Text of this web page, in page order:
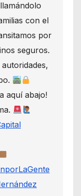
con el
por
seguros.
aquí abajo!